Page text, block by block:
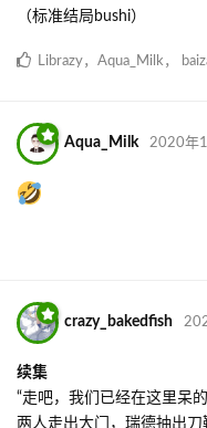
（标准结局bushi）
Librazy， Aqua_Milk ，
Aqua_Milk 2020年
crazy_bakedfish
续集
“走吧，我们已经在这里呆
两人走出大门，瑞德抽出